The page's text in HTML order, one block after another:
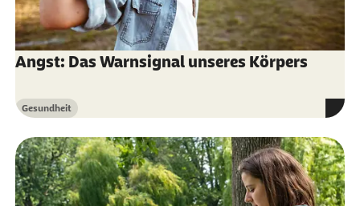
Angst: Das Warnsignal unseres Körpers
Kategorie
Gesundheit